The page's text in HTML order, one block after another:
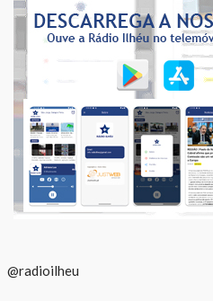
@radioilheu